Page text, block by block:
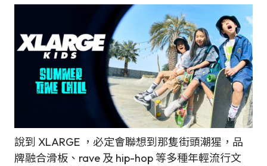
說到 XLARGE ，必定會聯想到那隻街頭潮猩，品
牌融合滑板、rave 及 hip-hop 等多種年輕流行文